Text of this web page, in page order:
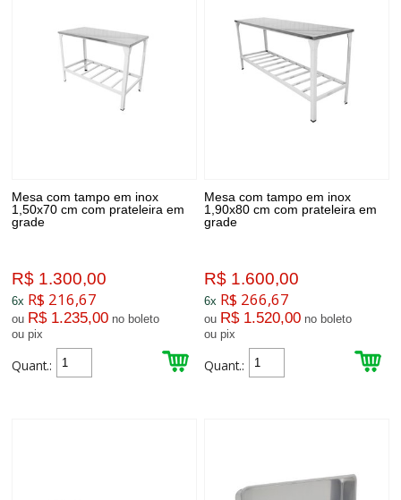
Mesa com tampo em inox
1,50x70 cm com prateleira em
grade
R$ 1.300,00
6x R$ 216,67
ou R$ 1.235,00 no boleto
ou pix
Quant.:
Mesa com tampo em inox
1,90x80 cm com prateleira em
grade
R$ 1.600,00
6x R$ 266,67
ou R$ 1.520,00 no boleto
ou pix
Quant.: